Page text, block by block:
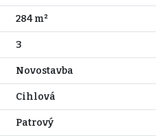
284 m²
3
Novostavba
Cihlová
Patrový